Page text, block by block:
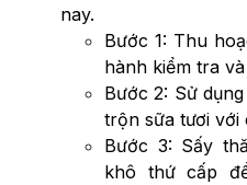
nay.
Bước 1: Thu
hành kiểm tra
Bước 2: Sử
trộn sữa tươi với
Bước 3: Sấy
khô thứ cấp